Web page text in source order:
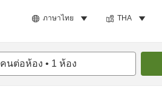
ภาษาไทย THA
คนต่อห้อง • 1 ห้อง